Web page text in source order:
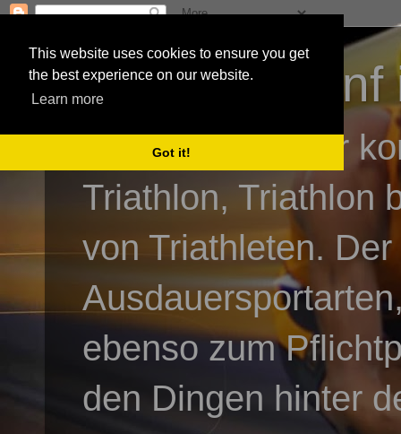
This website uses cookies to ensure you get
the best experience on our website.
Learn more
Got it!
3athlon - #dnf
Kai Baumgartner
Triathlon, Triathlon
von Triathleten.
ebenso zum
den Dingen hinter